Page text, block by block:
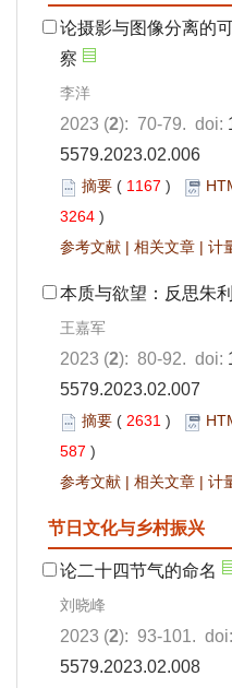
论摄影与图像分离的
察
李洋
2023 (2): 70-79. doi:
5579.2023.02.006
摘要 ( 1167 )
3264 )
参考文献 | 相关文章 | 计
本质与欲望：反思朱
王嘉军
2023 (2): 80-92. doi:
5579.2023.02.007
摘要 ( 2631 )
587 )
参考文献 | 相关文章 | 计
节日文化与乡村振兴
论二十四节气的命名
刘晓峰
2023 (2): 93-101. doi:
5579.2023.02.008